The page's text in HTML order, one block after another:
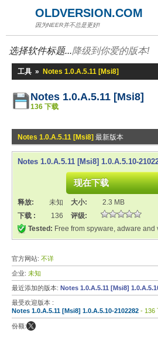
OLDVERSION.COM
因为NEER并不总是更好!
选择软件标题...降级到你爱的版本!
工具 » Notes 1.0.A.5.11 [Msi8]
Notes 1.0.A.5.11 [Msi8]
136 下载
Notes 1.0.A.5.11 [Msi8] 最新版本
Notes 1.0.A.5.11 [Msi8] 1.0.A.5.10-
现在下载
释放: 未知 大小:
2.3 MB
下载 :
136
评级:
Tested: Free from spyware, adware and
官方网站: 不详
企业: 未知
最近添加的版本: Notes 1.0.A.5.11 [Msi8]
最受欢迎版本 :
Notes 1.0.A.5.11 [Msi8] 1.0.A.5.10-2102282 - 136
份额: